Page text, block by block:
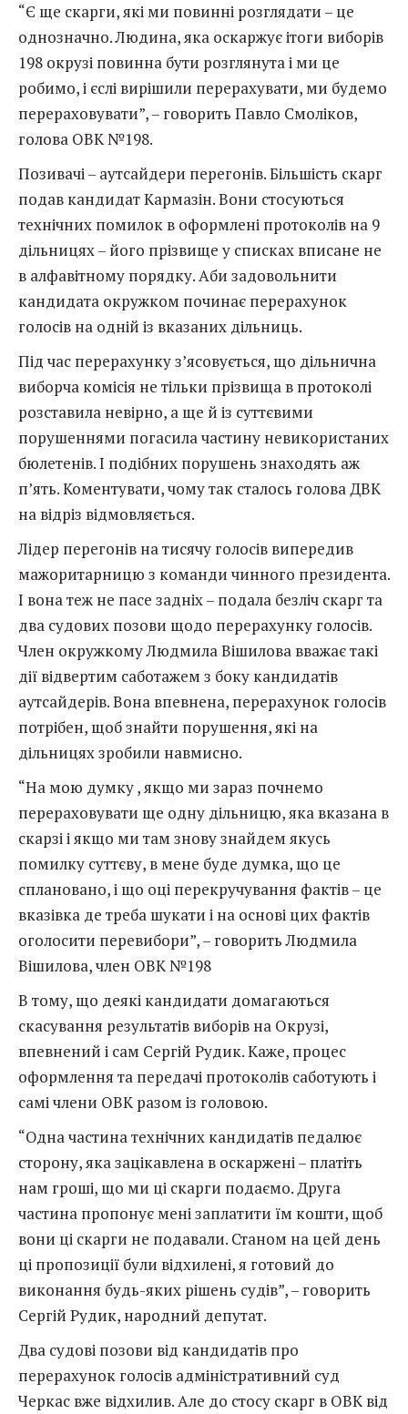
“Є ще скарги, які ми повинні розглядати – це
однозначно. Людина, яка оскаржує ітоги виборів
198 окрузі повинна бути розглянута і ми це
робимо, і єслі вирішили перерахувати, ми будемо
перераховувати”, – говорить Павло Смоліков,
голова ОВК №198.
Позивачі – аутсайдери перегонів. Більшість скарг
подав кандидат Кармазін. Вони стосуються
технічних помилок в оформлені протоколів на 9
дільницях – його прізвище у списках вписане не
в алфавітному порядку. Аби задовольнити
кандидата окружком починає перерахунок
голосів на одній із вказаних дільниць.
Під час перерахунку з’ясовується, що дільнична
виборча комісія не тільки прізвища в протоколі
розставила невірно, а ще й із суттєвими
порушеннями погасила частину невикористаних
бюлетенів. І подібних порушень знаходять аж
п’ять. Коментувати, чому так сталось голова ДВК
на відріз відмовляється.
Лідер перегонів на тисячу голосів випередив
мажоритарницю з команди чинного президента.
І вона теж не пасе задніх – подала безліч скарг та
два судових позови щодо перерахунку голосів.
Член окружкому Людмила Вішилова вважає такі
дії відвертим саботажем з боку кандидатів
аутсайдерів. Вона впевнена, перерахунок голосів
потрібен, щоб знайти порушення, які на
дільницях зробили навмисно.
“На мою думку , якщо ми зараз почнемо
перераховувати ще одну дільницю, яка вказана в
скарзі і якщо ми там знову знайдем якусь
помилку суттєву, в мене буде думка, що це
сплановано, і що оці перекручування фактів – це
вказівка де треба шукати і на основі цих фактів
оголосити перевибори”, – говорить Людмила
Вішилова, член ОВК №198
В тому, що деякі кандидати домагаються
скасування результатів виборів на Окрузі,
впевнений і сам Сергій Рудик. Каже, процес
оформлення та передачі протоколів саботують і
самі члени ОВК разом із головою.
“Одна частина технічних кандидатів педалює
сторону, яка зацікавлена в оскаржені – платіть
нам гроші, що ми ці скарги подаємо. Друга
частина пропонує мені заплатити їм кошти, щоб
вони ці скарги не подавали. Станом на цей день
ці пропозиції були відхилені, я готовий до
виконання будь-яких рішень судів”, – говорить
Сергій Рудик, народний депутат.
Два судові позови від кандидатів про
перерахунок голосів адміністративний суд
Черкас вже відхилив. Але до стосу скарг в ОВК від